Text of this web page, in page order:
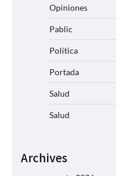
Opiniones
Pablic
Política
Portada
Salud
Salud
Archives